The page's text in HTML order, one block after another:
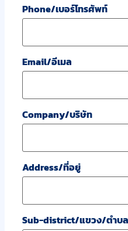
Phone/เบอร์โทรศัพท์
Email/อีเมล
Company/บริษัท
Address/ที่อยู่
Sub-district/แขวง/ตำบ